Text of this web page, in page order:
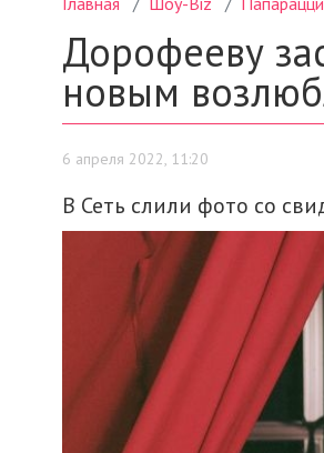
Дорофееву
новым
6 апреля 2022, 11:20
В Сеть слили фото со